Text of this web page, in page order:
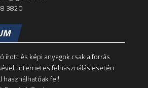
3820
írott és képi anyagok csak a forrás
internetes felhasználás esetén
használhatóak fel!